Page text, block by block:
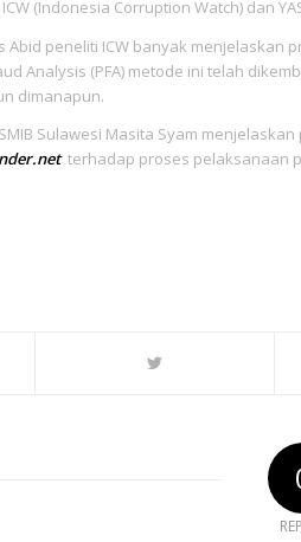
(Indonesia Corruption Watch) dan
Abid peneliti ICW banyak menjelaskan
Analysis (PFA) metode ini telah
dimanapun.
Sulawesi Masita Syam
terhadap proses pelaksanaan